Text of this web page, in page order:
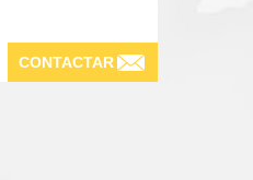
CONTACTAR